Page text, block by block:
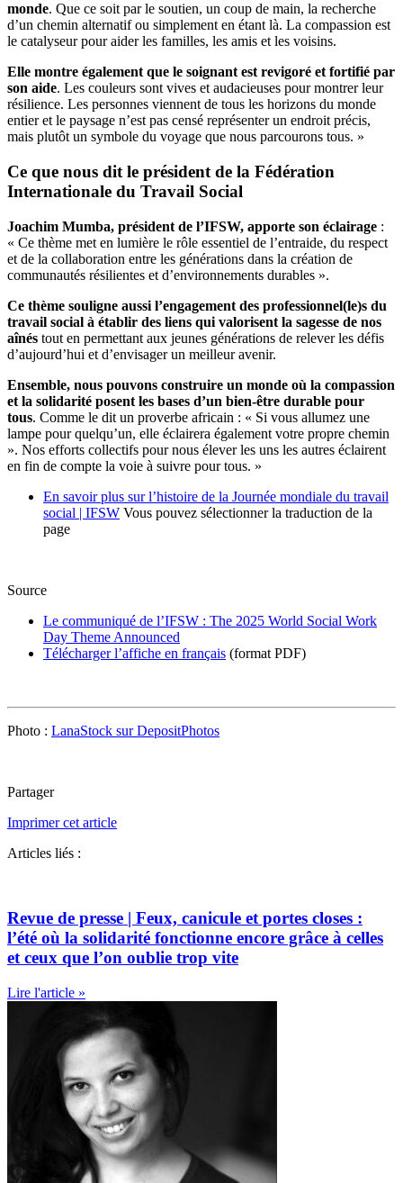
monde. Que ce soit par le soutien, un coup de main, la recherche
d’un chemin alternatif ou simplement en étant là. La compassion est
le catalyseur pour aider les familles, les amis et les voisins.
Elle montre également que le soignant est revigoré et fortifié par
son aide. Les couleurs sont vives et audacieuses pour montrer leur
résilience. Les personnes viennent de tous les horizons du monde
entier et le paysage n’est pas censé représenter un endroit précis,
mais plutôt un symbole du voyage que nous parcourons tous. »
Ce que nous dit le président de la Fédération
Internationale du Travail Social
Joachim Mumba, président de l’IFSW, apporte son éclairage :
« Ce thème met en lumière le rôle essentiel de l’entraide, du respect
et de la collaboration entre les générations dans la création de
communautés résilientes et d’environnements durables ».
Ce thème souligne aussi l’engagement des professionnel(le)s du
travail social à établir des liens qui valorisent la sagesse de nos
aînés tout en permettant aux jeunes générations de relever les défis
d’aujourd’hui et d’envisager un meilleur avenir.
Ensemble, nous pouvons construire un monde où la compassion
et la solidarité posent les bases d’un bien-être durable pour
tous. Comme le dit un proverbe africain : « Si vous allumez une
lampe pour quelqu’un, elle éclairera également votre propre chemin
». Nos efforts collectifs pour nous élever les uns les autres éclairent
en fin de compte la voie à suivre pour tous. »
En savoir plus sur l’histoire de la Journée mondiale du travail
social | IFSW Vous pouvez sélectionner la traduction de la
page
Source
Le communiqué de l’IFSW : The 2025 World Social Work
Day Theme Announced
Télécharger l’affiche en français (format PDF)
Photo : LanaStock sur DepositPhotos
Partager
Imprimer cet article
Articles liés :
Revue de presse | Feux, canicule et portes closes :
l’été où la solidarité fonctionne encore grâce à celles
et ceux que l’on oublie trop vite
Lire l'article »